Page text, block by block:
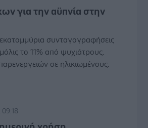
για την αϋπνία στην
εκατομμύρια συνταγογραφήσεις
το 11% από ψυχιάτρους.
σε ηλικιωμένους.
09:18